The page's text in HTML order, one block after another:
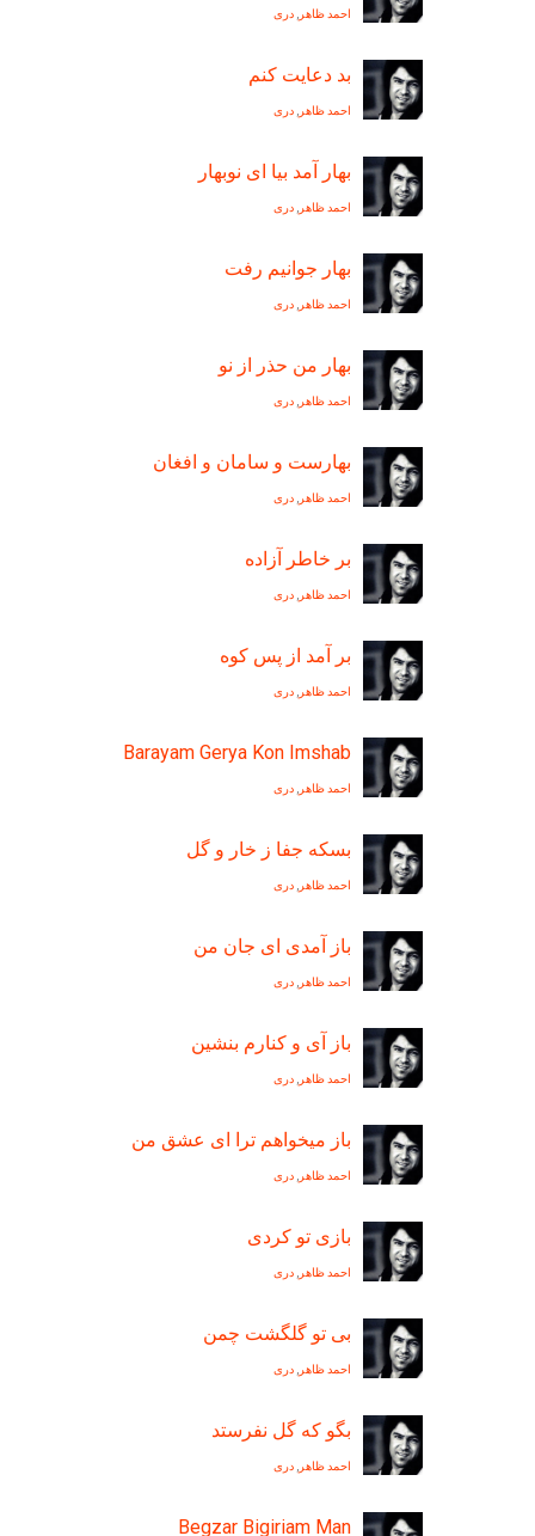
احمد ظاهر دری
بد دعايت کنم
احمد ظاهر دری
بهار آمد بيا ای نوبهار
احمد ظاهر دری
بهار جوانيم رفت
احمد ظاهر دری
بهار من حذر از نو
احمد ظاهر دری
بهارست و سامان و افغان
احمد ظاهر دری
بر خاطر آزاده
احمد ظاهر دری
بر آمد از پس کوه
احمد ظاهر دری
Barayam Gerya Kon Imshab
احمد ظاهر دری
بسکه جفا ز خار و گل
احمد ظاهر دری
باز آمدی ای جان من
احمد ظاهر دری
باز آی و کنارم بنشين
احمد ظاهر دری
باز ميخواهم ترا ای عشق من
احمد ظاهر دری
بازی تو کردی
احمد ظاهر دری
بی تو گلگشت چمن
احمد ظاهر دری
بگو که گل نفرستد
احمد ظاهر دری
Begzar Bigiriam Man